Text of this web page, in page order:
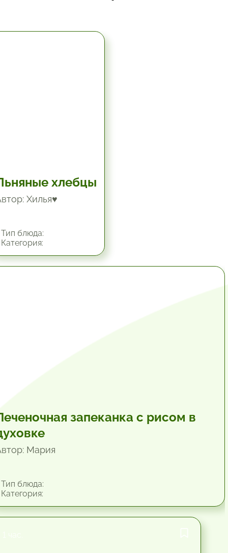
хлебцы
Хилья♥
блюда:
запеканка с рисом в
Мария
блюда: